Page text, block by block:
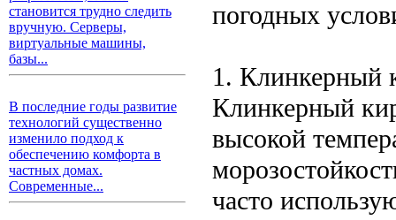
становится трудно следить
вручную. Серверы,
виртуальные машины,
базы...
В последние годы развитие
технологий существенно
изменило подход к
обеспечению комфорта в
частных домах.
Современные...
погодных
1. Клинкерный
Клинкерный
высокой
часто